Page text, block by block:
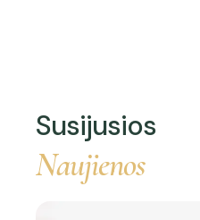
Susijusios
Naujienos